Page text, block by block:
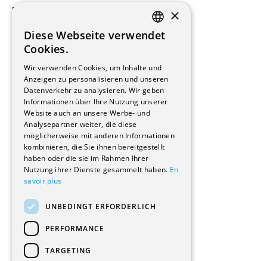
Beauftragte Unternehmen
Hersteller/Lieferanten
Bauherrschaften
Immobilienverwaltungsgesellschaften
Stockwerkeigentum
Reportagen
Wohnungen
Renovierungen
Innere Umbauten
Gastgewerbe und Tourismus
Verwaltungsgebäude und Geschäfte
Schuleinrichtungen
Medizinische Einrichtungen
Kultur - Sport - Freizeit
Industrie - Handwerk
Transport und Parkplätze
Diverse Bauten
FRENCH
×
Diese Webseite verwendet
Cookies.
Wir verwenden Cookies, um Inhalte und
Anzeigen zu personalisieren und unseren
Datenverkehr zu analysieren. Wir geben
Informationen über Ihre Nutzung unserer
Website auch an unsere Werbe- und
Analysepartner weiter, die diese
möglicherweise mit anderen Informationen
kombinieren, die Sie ihnen bereitgestellt
haben oder die sie im Rahmen Ihrer
Nutzung ihrer Dienste gesammelt haben. En
savoir plus
UNBEDINGT ERFORDERLICH
PERFORMANCE
TARGETING